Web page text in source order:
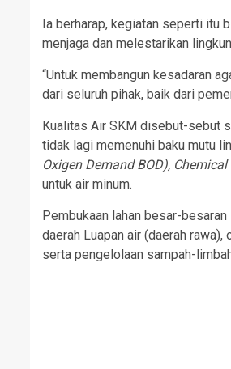
Ia berharap, kegiatan seperti itu
menjaga dan melestarikan
“Untuk membangun kesadaran
dari seluruh pihak, baik dari
Kualitas Air SKM disebut-sebut
tidak lagi memenuhi baku mutu
Oxigen Demand BOD),
untuk air minum.
Pembukaan lahan besar-
daerah Luapan air (daerah
serta pengelolaan sampah-